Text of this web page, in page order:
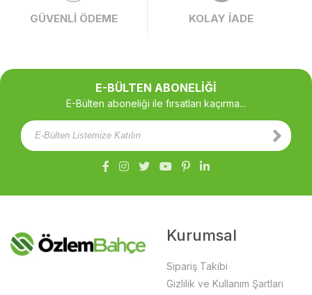
GÜVENLİ ÖDEME KOLAY İADE
E-BÜLTEN ABONELİĞİ
E-Bülten aboneliği ile fırsatları kaçırma...
Kurumsal
Sipariş Takibi
Gizlilik ve Kullanım Şartları